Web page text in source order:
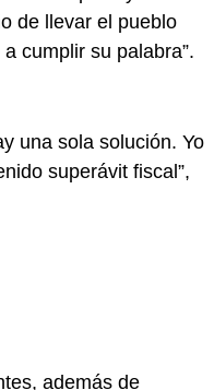
de llevar el pueblo
cumplir su palabra”.
una sola solución. Yo
superávit fiscal”,
además de